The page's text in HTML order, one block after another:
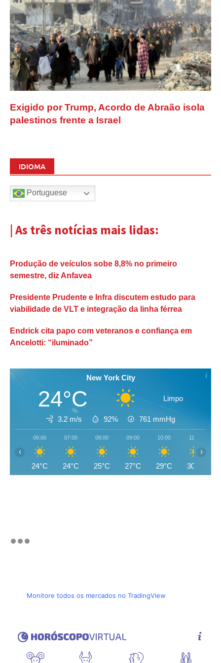
Exigido por Trump, Acordo de Abraão isola
palestinos frente a Israel
IDIOMA
Portuguese
| As três notícias mais lidas:
Produção de veículos sobe 8,8% no primeiro
semestre, diz Anfavea
Presidente Prudente e Infra discutem estudo para
viabilidade de VLT e integração da linha férrea
Endrick cita papo com veteranos e confiança em
Ancelotti: “iluminado”
New York City
24°C Limpo
3.2 m/s 92% 761 mmHg
06:00
24°C
07:00
24°C
08:00
25°C
09:00
27°C
10:00
29°C
11:00
30°C
‹ ›
Monitore todos os mercados no TradingView